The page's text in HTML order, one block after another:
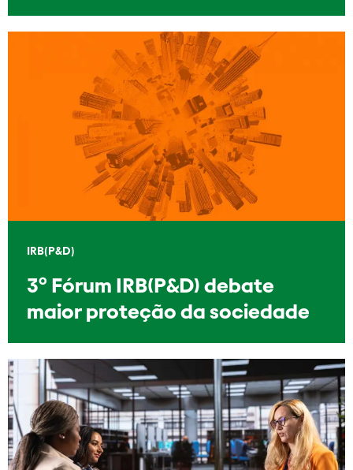
IRB(P&D)
3º Fórum IRB(P&D) debate
maior proteção da sociedade